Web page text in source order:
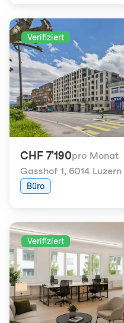
Verifiziert
CHF 7'190pro Monat
Gasshof 1, 6014 Luzern
Büro
Verifiziert